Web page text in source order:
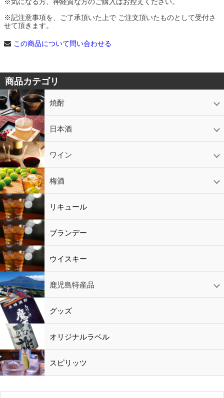
※記注意事項を、ご了承頂いた上で ご注文頂いたものとして受付さ
せて頂きます。
この商品について問い合わせる
商品カテゴリ
焼酎
芋焼酎
かめ壷入り焼酎
黒糖焼酎
米焼酎
麦焼酎
そば焼酎
泡盛
とうもろこし焼酎
ギフトコーナー
セットコーナー
益々繁盛
鹿児島限定 日本酒
日本酒
スパークリング
ギフト ワイン
赤ワイン
白ワイン
ロゼワイン
スパークリング
シャンパン 梅酒
梅酒
シャンパン
リキュール リキュール
ブランデー
ウイスキー
鹿児島特産品
黒酢・酢
水
鹿児島特産品
おつまみ グッズ
オリジナルラベル
スピリッツ